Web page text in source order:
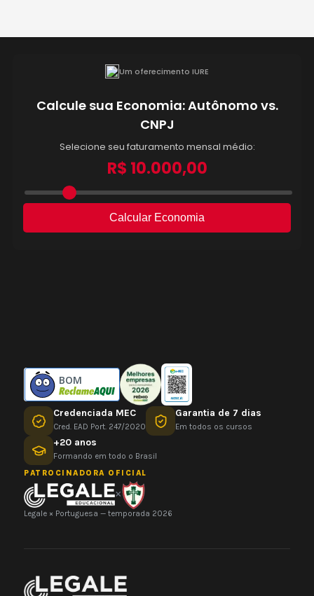
BOM
Credenciada MEC
Cred. EAD Port. 247/2020
Garantia de 7 dias
Em todos os cursos
+20 anos
Formando em todo o Brasil
PATROCINADORA OFICIAL
×
Legale × Portuguesa — temporada 2026